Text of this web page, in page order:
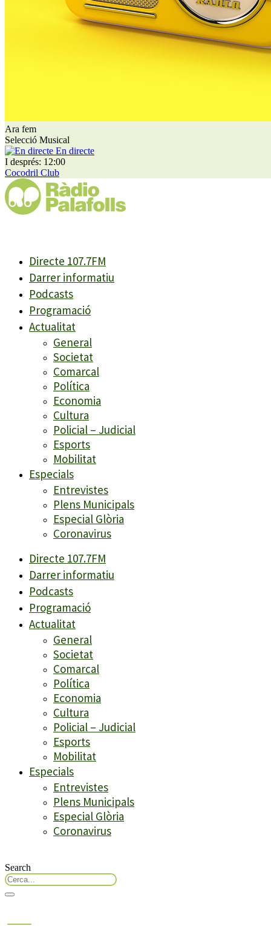
Ara fem
Selecció Musical
En directe
I després: 12:00
Cocodril Club
Directe 107.7FM
Darrer informatiu
Podcasts
Programació
Actualitat
General
Societat
Comarcal
Política
Economia
Cultura
Policial – Judicial
Esports
Mobilitat
Especials
Entrevistes
Plens Municipals
Especial Glòria
Coronavirus
Directe 107.7FM
Darrer informatiu
Podcasts
Programació
Actualitat
General
Societat
Comarcal
Política
Economia
Cultura
Policial – Judicial
Esports
Mobilitat
Especials
Entrevistes
Plens Municipals
Especial Glòria
Coronavirus
Search